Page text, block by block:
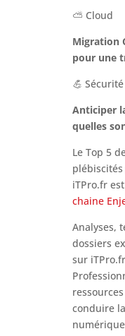
⛅ Cloud
Migration
pour une
💪 Sécurité
Anticiper
quelles
Le Top 5
iTPro.fr
chaine
Analyses,
dossiers
sur
conduire